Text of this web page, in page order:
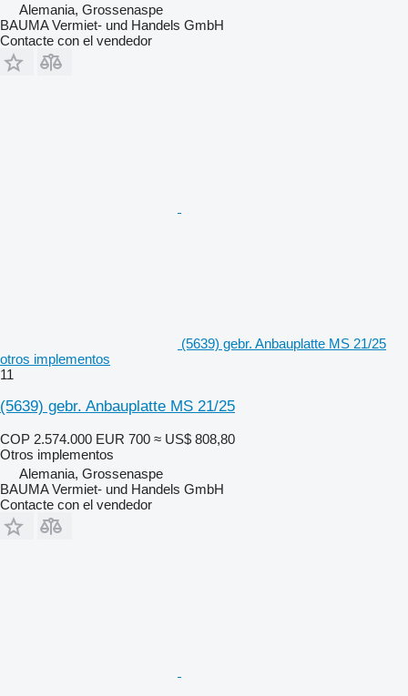
Alemania, Grossenaspe
BAUMA Vermiet- und Handels GmbH
Contacte con el vendedor
(5639) gebr. Anbauplatte MS 21/25
otros implementos
11
(5639) gebr. Anbauplatte MS 21/25
COP 2.574.000 EUR 700 ≈ US$ 808,80
Otros implementos
Alemania, Grossenaspe
BAUMA Vermiet- und Handels GmbH
Contacte con el vendedor